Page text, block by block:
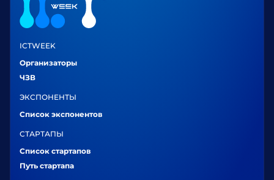
ICTWEEK
Организаторы
ЧЗВ
ЭКСПОНЕНТЫ
Список экспонентов
СТАРТАПЫ
Список стартапов
Путь стартапа